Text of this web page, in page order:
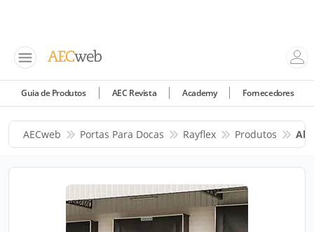
Guia de Produtos AEC Revista Academy Fornecedores
AECweb Portas Para Docas Rayflex Produtos